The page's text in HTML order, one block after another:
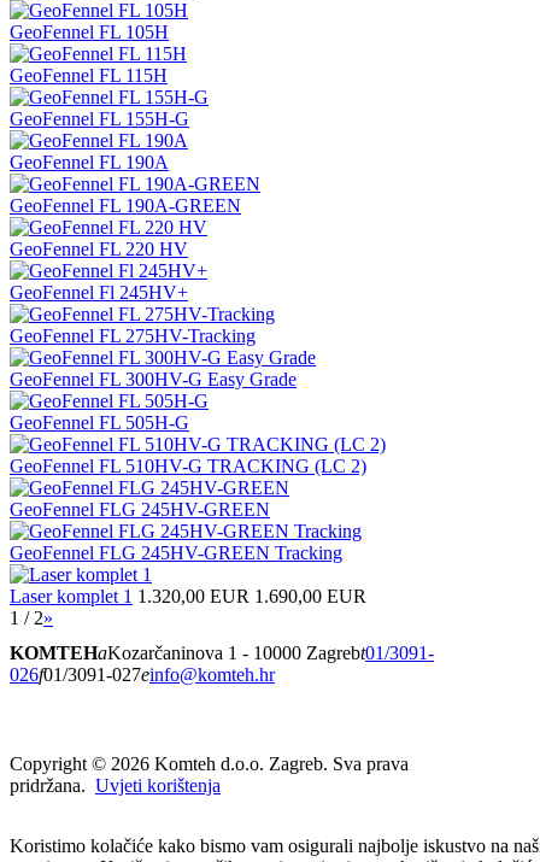
GeoFennel FL 105H
GeoFennel FL 115H
GeoFennel FL 155H-G
GeoFennel FL 190A
GeoFennel FL 190A-GREEN
GeoFennel FL 220 HV
GeoFennel Fl 245HV+
GeoFennel FL 275HV-Tracking
GeoFennel FL 300HV-G Easy Grade
GeoFennel FL 505H-G
GeoFennel FL 510HV-G TRACKING (LC 2)
GeoFennel FLG 245HV-GREEN
GeoFennel FLG 245HV-GREEN Tracking
Laser komplet 1 1.320,00 EUR 1.690,00 EUR
1 / 2»
KOMTEHaKozarčaninova 1 - 10000 Zagrebt01/3091-
026f01/3091-027einfo@komteh.hr
Copyright © 2026 Komteh d.o.o. Zagreb. Sva prava
pridržana. Uvjeti korištenja
Koristimo kolačiće kako bismo vam osigurali najbolje iskustvo na